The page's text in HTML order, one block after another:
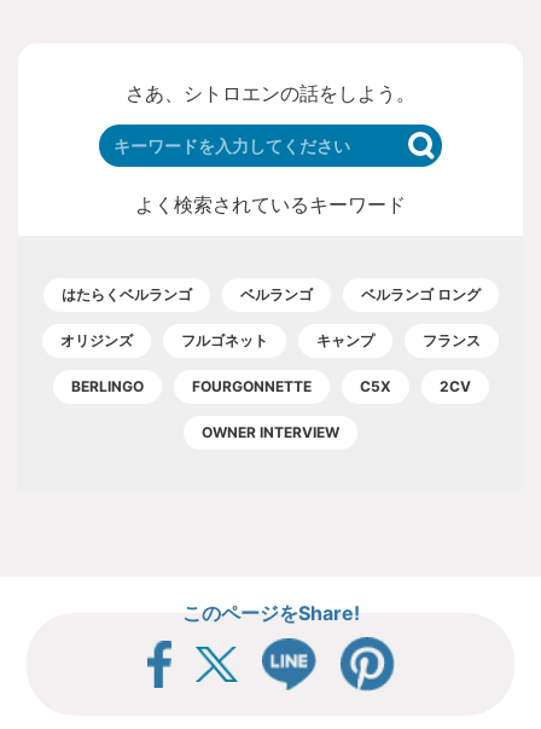
さあ、シトロエンの話をしよう。
よく検索されているキーワード
はたらくベルランゴ ベルランゴ ベルランゴ ロング
オリジンズ フルゴネット キャンプ フランス
BERLINGO FOURGONNETTE C5X 2CV
OWNER INTERVIEW
このページをShare!